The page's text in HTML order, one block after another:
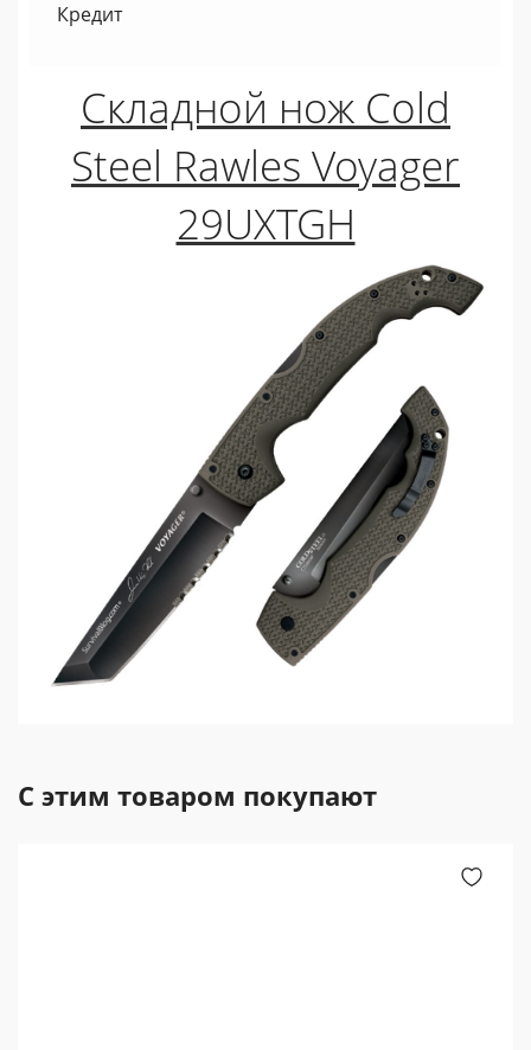
Кредит
Складной нож Cold
Steel Rawles Voyager
29UXTGH
С этим товаром покупают